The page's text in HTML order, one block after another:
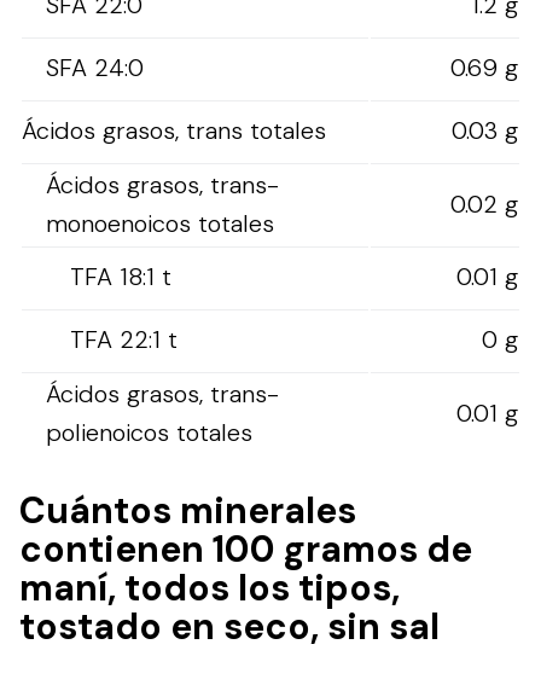
SFA 24:0
0.69 g
Ácidos grasos, trans totales
0.03 g
Ácidos grasos, trans-
monoenoicos totales
0.02 g
TFA 18:1 t
0.01 g
TFA 22:1 t
0 g
Ácidos grasos, trans-
polienoicos totales
0.01 g
Cuántos minerales
contienen 100 gramos de
maní, todos los tipos,
tostado en seco, sin sal